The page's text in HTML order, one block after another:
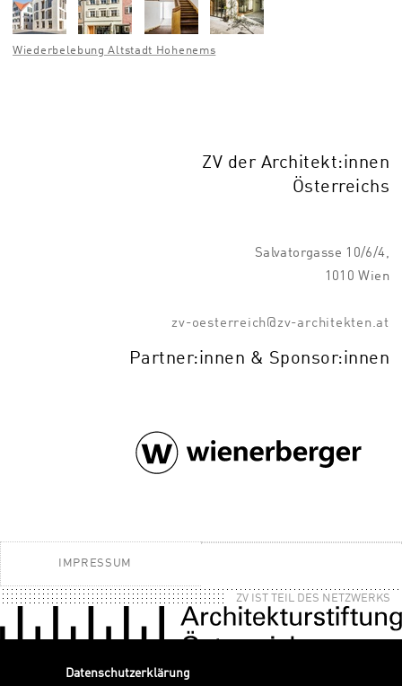
Wiederbelebung Altstadt Hohenems
ZV der Architekt:innen
Österreichs
Salvatorgasse 10/6/4,
1010 Wien
zv-oesterreich@zv-architekten.at
Partner:innen & Sponsor:innen
IMPRESSUM
ZV IST TEIL DES NETZWERKS
Datenschutzerklärung